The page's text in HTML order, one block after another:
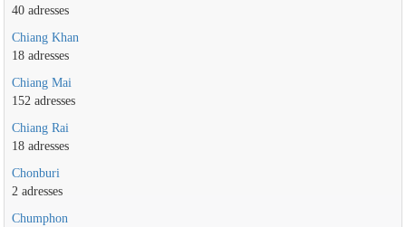
40 adresses
Chiang Khan
18 adresses
Chiang Mai
152 adresses
Chiang Rai
18 adresses
Chonburi
2 adresses
Chumphon